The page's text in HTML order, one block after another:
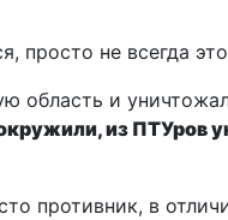
просто не всегда
область и
из ПТУров
в